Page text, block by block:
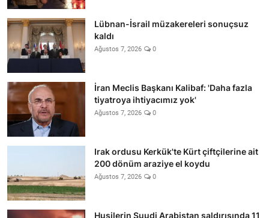
Lübnan-İsrail müzakereleri sonuçsuz
kaldı
Ağustos 7, 2026 0
İran Meclis Başkanı Kalibaf: 'Daha fazla
tiyatroya ihtiyacımız yok'
Ağustos 7, 2026 0
Irak ordusu Kerkük'te Kürt çiftçilerine ait
200 dönüm araziye el koydu
Ağustos 7, 2026 0
Husilerin Suudi Arabistan saldırısında 11